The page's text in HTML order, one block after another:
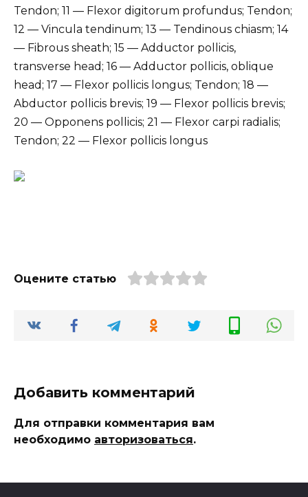
Tendon; 11 — Flexor digitorum profundus; Tendon;
12 — Vincula tendinum; 13 — Tendinous chiasm; 14
— Fibrous sheath; 15 — Adductor pollicis,
transverse head; 16 — Adductor pollicis, oblique
head; 17 — Flexor pollicis longus; Tendon; 18 —
Abductor pollicis brevis; 19 — Flexor pollicis brevis;
20 — Opponens pollicis; 21 — Flexor carpi radialis;
Tendon; 22 — Flexor pollicis longus
Оцените статью
Добавить комментарий
Для отправки комментария вам
необходимо авторизоваться.